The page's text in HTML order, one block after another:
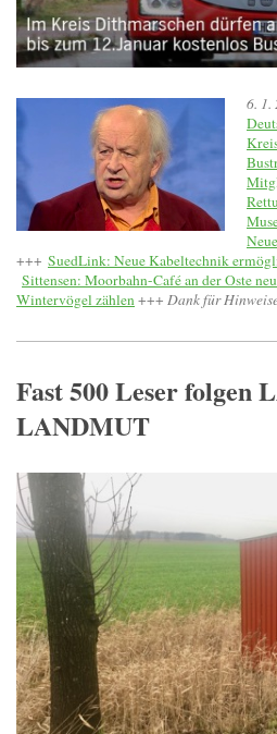
6. 1.
+++ SuedLink: Neue Kabeltechnik
Sittensen: Moorbahn-Café an der Oste
Wintervögel zählen+++ Dank für
Fast 500 Leser folgen
LANDMUT